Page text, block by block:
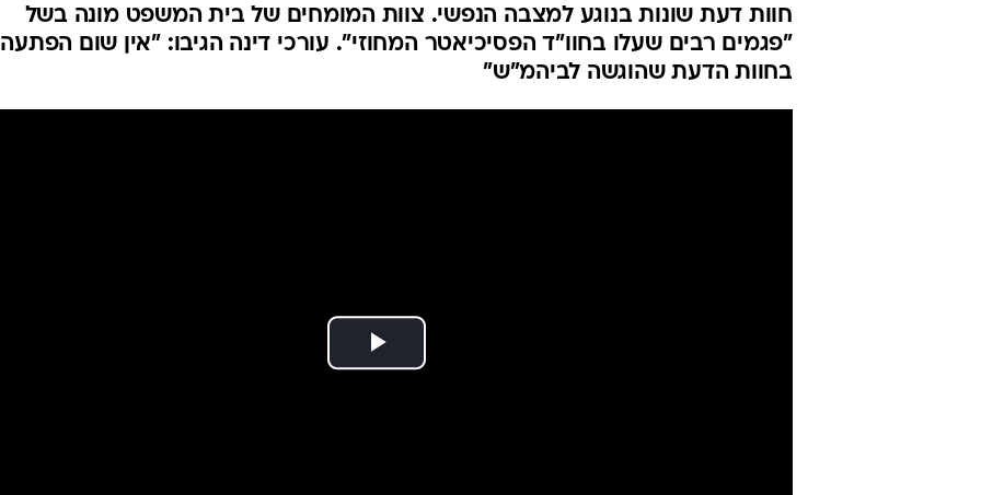
חוות דעת שונות בנוגע למצבה הנפשי. צוות המומחים של בית המשפט מונה בשל
"פגמים רבים שעלו בחוו"ד הפסיכיאטר המחוזי". עורכי דינה הגיבו: "אין שום הפתעה
בחוות הדעת שהוגשה לביהמ"ש"